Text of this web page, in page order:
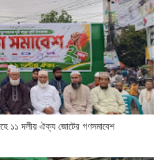
১১ দলীয় ঐক্য জোটের গণসমাবেশ